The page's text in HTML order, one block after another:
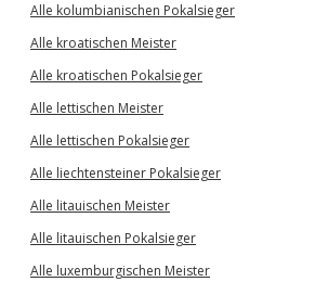
Alle kolumbianischen Pokalsieger
Alle kroatischen Meister
Alle kroatischen Pokalsieger
Alle lettischen Meister
Alle lettischen Pokalsieger
Alle liechtensteiner Pokalsieger
Alle litauischen Meister
Alle litauischen Pokalsieger
Alle luxemburgischen Meister